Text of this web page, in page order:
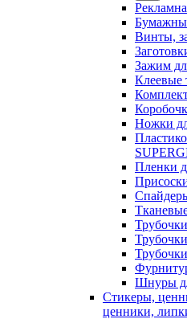
Винты,
Зажим
Клеевые
Ножки
Пленки
Шнуры
Стикеры,
ценники,